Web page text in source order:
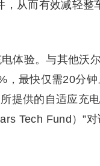
从而有效减轻整
体验。与其他沃
，最快仅需20分
提供的自适应充
Tech Fund）”对